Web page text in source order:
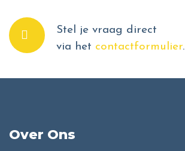
Stel je vraag direct
via het contactformulier.
Over Ons